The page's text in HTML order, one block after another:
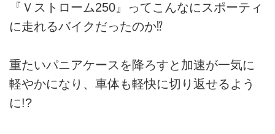
『Ｖストローム250』ってこんなにスポーティ
に走れるバイクだったのか⁉
重たいパニアケースを降ろすと加速が一気に
軽やかになり、車体も軽快に切り返せるよう
に!?